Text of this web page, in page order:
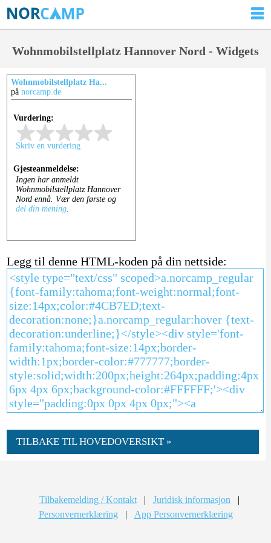
Wohnmobilstellplatz Hannover Nord - Widgets
Wohnmobilstellplatz Ha...
på norcamp.de
Legg til denne HTML-koden på din nettside:
TILBAKE TIL HOVEDOVERSIKT »
Tilbakemelding / Kontakt | Juridisk informasjon
|
Personvernerklæring
| App Personvernerklæring